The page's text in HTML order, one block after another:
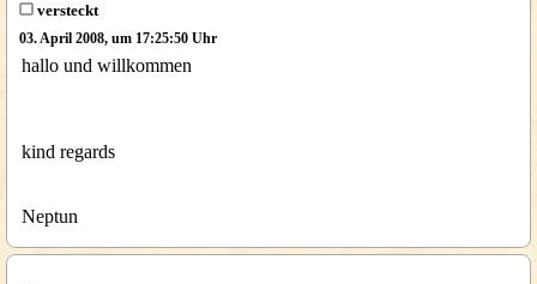
versteckt
03. April 2008, um 17:25:50 Uhr
hallo und willkommen
kind regards
Neptun